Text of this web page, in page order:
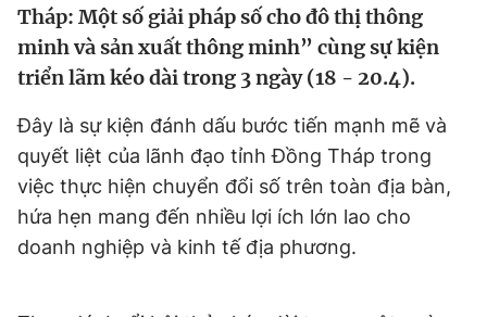
Sản phẩm khác
Thông tin tòa soạn Liên hệ quảng cáo
Tháp: Một số giải pháp số cho đô thị thông
minh và sản xuất thông minh” cùng sự kiện
triển lãm kéo dài trong 3 ngày (18 - 20.4).
Đây là sự kiện đánh dấu bước tiến mạnh mẽ và
quyết liệt của lãnh đạo tỉnh Đồng Tháp trong
việc thực hiện chuyển đổi số trên toàn địa bàn,
hứa hẹn mang đến nhiều lợi ích lớn lao cho
doanh nghiệp và kinh tế địa phương.